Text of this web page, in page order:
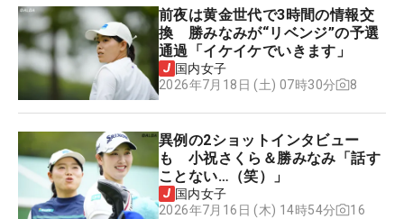
前夜は黄金世代で3時間の情報交
換 勝みなみが“リベンジ”の予選
通過「イケイケでいきます」
国内女子
2026年7月18日 (土) 07時30分
8
異例の2ショットインタビュー
も 小祝さくら＆勝みなみ「話す
ことない…（笑）」
国内女子
2026年7月16日 (木) 14時54分
16